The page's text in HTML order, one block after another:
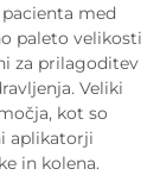
med
paleto velikosti
za prilagoditev
Veliki
kot so
aplikatorji
in kolena.